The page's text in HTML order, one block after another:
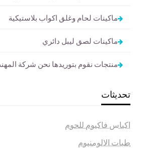
ماكينات لحام وغلق اكواب بلاستيكية
ماكينات لصق ليبل دائري
منتجات نقوم بتوريدها نحن شركة
تحديثات
اكياس فاكيوم للحوم
طبات الالومنيوم